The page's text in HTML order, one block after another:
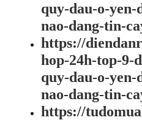
quy-dau-o-yen-
nao-dang-tin-
https://
hop-24h-top-9-
quy-dau-o-yen-
nao-dang-tin-
https://